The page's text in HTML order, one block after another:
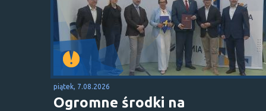
piątek, 7.08.2026
Ogromne środki na